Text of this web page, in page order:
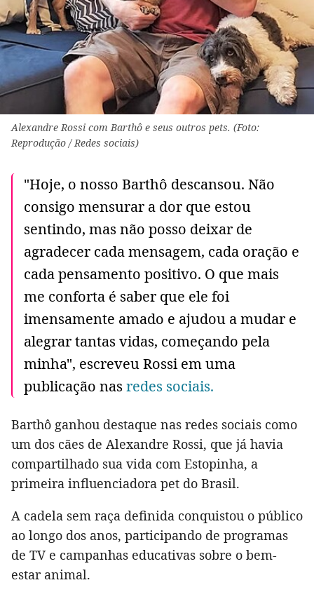
Alexandre Rossi com Barthô e seus outros pets. (Foto:
Reprodução / Redes sociais)
"Hoje, o nosso Barthô descansou. Não
consigo mensurar a dor que estou
sentindo, mas não posso deixar de
agradecer cada mensagem, cada oração e
cada pensamento positivo. O que mais
me conforta é saber que ele foi
imensamente amado e ajudou a mudar e
alegrar tantas vidas, começando pela
minha", escreveu Rossi em uma
publicação nas redes sociais.
Barthô ganhou destaque nas redes sociais como
um dos cães de Alexandre Rossi, que já havia
compartilhado sua vida com Estopinha, a
primeira influenciadora pet do Brasil.
A cadela sem raça definida conquistou o público
ao longo dos anos, participando de programas
de TV e campanhas educativas sobre o bem-
estar animal.